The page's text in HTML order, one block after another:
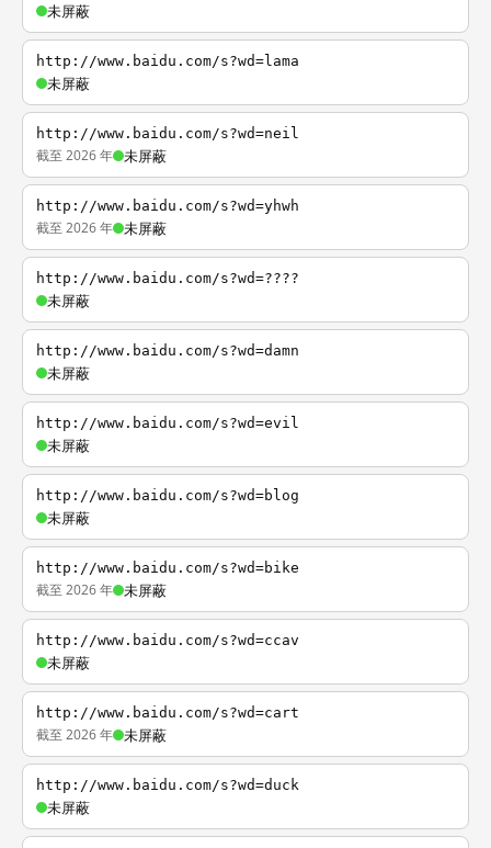
未屏蔽
http://www.baidu.com/s?wd=lama
未屏蔽
http://www.baidu.com/s?wd=neil
截至 2026 年 未屏蔽
http://www.baidu.com/s?wd=yhwh
截至 2026 年 未屏蔽
http://www.baidu.com/s?wd=????
未屏蔽
http://www.baidu.com/s?wd=damn
未屏蔽
http://www.baidu.com/s?wd=evil
未屏蔽
http://www.baidu.com/s?wd=blog
未屏蔽
http://www.baidu.com/s?wd=bike
截至 2026 年 未屏蔽
http://www.baidu.com/s?wd=ccav
未屏蔽
http://www.baidu.com/s?wd=cart
截至 2026 年 未屏蔽
http://www.baidu.com/s?wd=duck
未屏蔽